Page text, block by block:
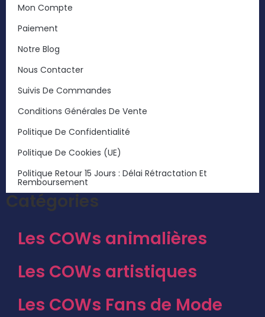
Mon Compte
Paiement
Notre Blog
Nous Contacter
Suivis De Commandes
Conditions Générales De Vente
Politique De Confidentialité
Politique De Cookies (UE)
Politique Retour 15 Jours : Délai Rétractation Et
Remboursement
Catégories
Les COWs animalières
Les COWs artistiques
Les COWs Fans de Mode